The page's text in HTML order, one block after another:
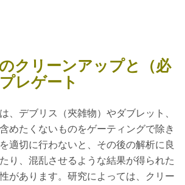
クリーンアップと（必
レゲート
、デブリス（夾雑物）やダブレット、
めたくないものをゲーティングで除き
適切に行わないと、その後の解析に良
り、混乱させるような結果が得られた
があります。研究によっては、クリー